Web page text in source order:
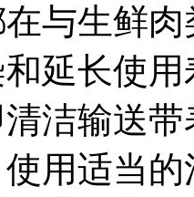
与生鲜
延长使
洁输送
用适当